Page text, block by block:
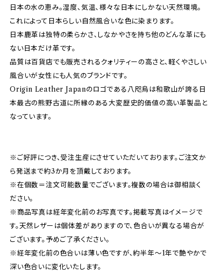
日本の水の恵み。湿度、気温、様々な日本にしかない天然環境。
これによって日本らしい自然風合いな色に染まります。
日本鹿革は独特の柔らかさ、しなかやさを持ち他のどんな革にも
ない日本だけ革です。
品質は百貨店でも販売されるクォリティーの高さと、軽くやさしい
風合いが女性にも人気のブランドです。
Origin Leather Japanのロゴである八咫烏は和歌山が誇る日
本最古の熊野古道に所縁のある大変歴史的価値の高い革製品と
なっています。
※ご好評につき、受注生産にさせていただいております。ご注文か
ら発送まで約3か月を頂戴しております。
※在個数＝注文可能数量でございます。複数の場合は御相談く
ださい。
※商品写真は経年変化前のお写真です。掲載写真はイメージで
す。天然レザーは個体差がありますので、色合いが異なる場合が
ございます。予めご了承ください。
※経年変化前の色合いは薄い色ですが、約半年～1年で艶やかで
深い色合いに変化いたします。